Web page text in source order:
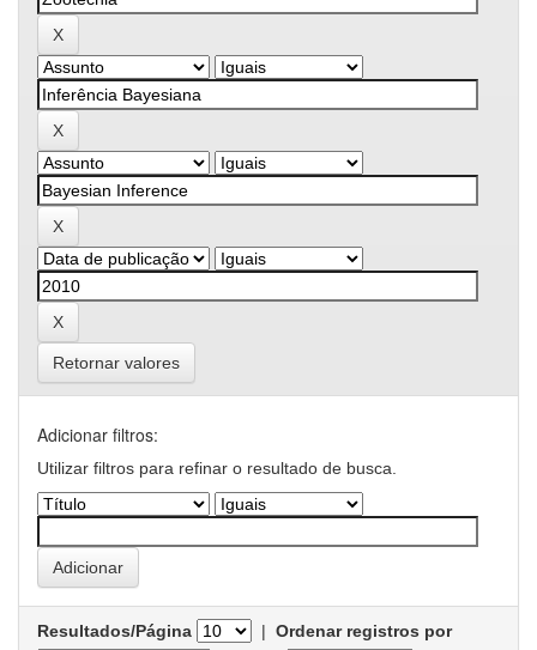
Retornar valores
Adicionar filtros:
Utilizar filtros para refinar o resultado de busca.
Resultados/Página | Ordenar registros por